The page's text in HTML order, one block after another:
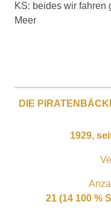
KS: beides wir fahren
Meer
DIE
1929,
21 (14 100 %